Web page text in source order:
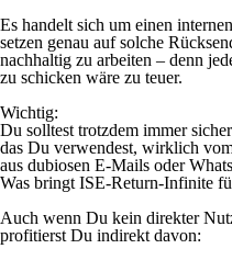
Es handelt sich um einen
setzen genau auf solche
nachhaltig zu arbeiten – denn
zu schicken wäre zu teuer.
Wichtig:
Du solltest trotzdem immer
das Du verwendest, wirklich
aus dubiosen E-Mails oder
Was bringt ISE-Return-Infinite
Auch wenn Du kein direkter
profitierst Du indirekt davon: